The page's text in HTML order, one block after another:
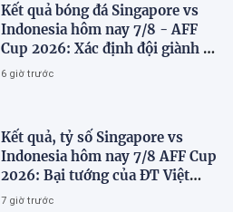
Kết quả bóng đá Singapore vs
Indonesia hôm nay 7/8 - AFF
Cup 2026: Xác định đội giành vé
Bán kết
6 giờ trước
Kết quả, tỷ số Singapore vs
Indonesia hôm nay 7/8 AFF Cup
2026: Bại tướng của ĐT Việt
nam dừng bước sớm
7 giờ trước